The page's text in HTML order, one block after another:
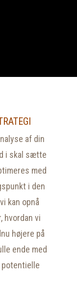
af din
i skal sætte
med
i den
kan opnå
hvordan vi
højere på
ende med
potentielle